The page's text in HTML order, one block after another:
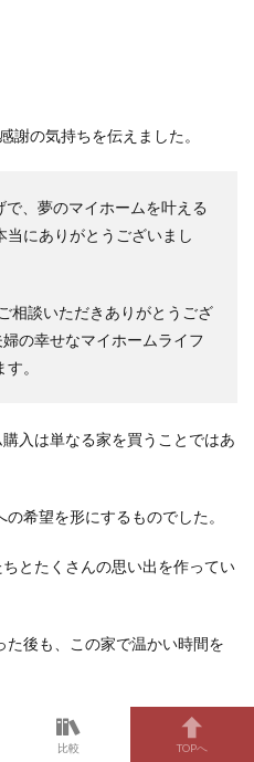
謝の気持ちを伝えました。
で、夢のマイホームを叶える
当にありがとうございまし
相談いただきありがとうござ
の幸せなマイホームライフ
。
入は単なる家を買うことではあ
希望を形にするものでした。
とたくさんの思い出を作ってい
後も、この家で温かい時間を
料相談
比較 TOPへ